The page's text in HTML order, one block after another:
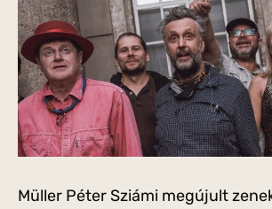
Müller Péter Sziámi megújult